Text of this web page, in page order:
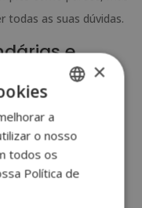
todas as suas dúvidas.
e
partes:
não podem ser
mas das quais
cores primárias em
SPANISH
PORTUGUESE
×
a
o nosso
todos os
Política de